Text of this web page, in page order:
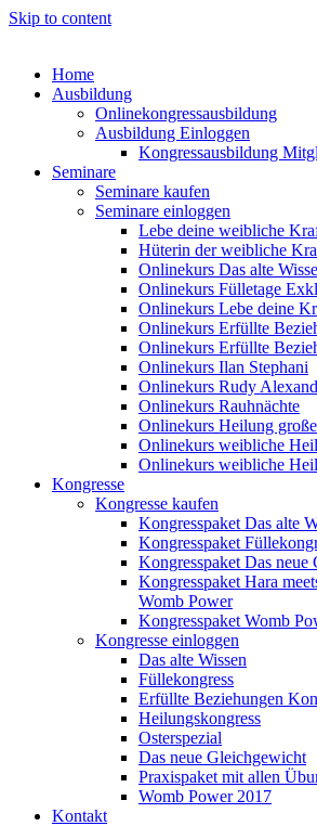
Skip to content
Home
Ausbildung
Onlinekongressausbildung
Ausbildung Einloggen
Kongressausbildung
Seminare
Seminare kaufen
Seminare einloggen
Lebe deine weibliche
Hüterin der weibliche
Onlinekurs Das alte
Onlinekurs Fülletage
Onlinekurs Lebe deine
Onlinekurs Erfüllte
Onlinekurs Erfüllte
Onlinekurs Ilan Stephani
Onlinekurs Rudy
Onlinekurs Rauhnächte
Onlinekurs Heilung
Onlinekurs weibliche
Onlinekurs weibliche
Kongresse
Kongresse kaufen
Kongresspaket Das alte
Kongresspaket
Kongresspaket Das neue
Kongresspaket Hara
Womb Power
Kongresspaket Womb
Kongresse einloggen
Das alte Wissen
Füllekongress
Erfüllte Beziehungen
Heilungskongress
Osterspezial
Das neue Gleichgewicht
Praxispaket mit allen
Womb Power 2017
Kontakt